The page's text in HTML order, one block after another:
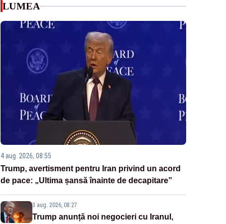
LUMEA
4 aug. 2026, 08:55
Trump, avertisment pentru Iran privind un acord
de pace: „Ultima șansă înainte de decapitare”
3 aug. 2026, 08:27
Trump anunță noi negocieri cu Iranul,